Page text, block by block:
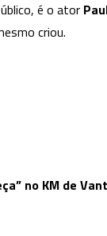
é o ator
criou.
no KM de